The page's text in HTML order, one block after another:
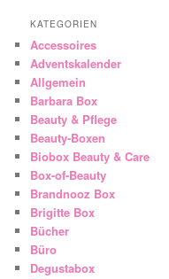
KATEGORIEN
Accessoires
Adventskalender
Allgemein
Barbara Box
Beauty & Pflege
Beauty-Boxen
Biobox Beauty & Care
Box-of-Beauty
Brandnooz Box
Brigitte Box
Bücher
Büro
Degustabox